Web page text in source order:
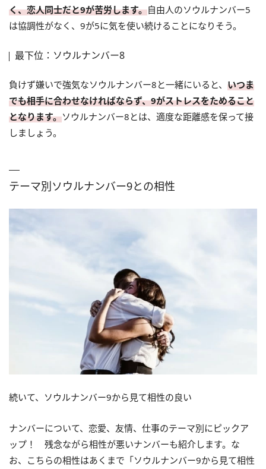
く、恋人同士だと9が苦労します。自由人のソウルナンバー5
は協調性がなく、9が5に気を使い続けることになりそう。
最下位：ソウルナンバー8
負けず嫌いで強気なソウルナンバー8と一緒にいると、 いつま
でも相手に合わせなければならず、9がストレスをためること
となります。ソウルナンバー8とは、適度な距離感を保って接
しましょう。
テーマ別ソウルナンバー9との相性
続いて、ソウルナンバー9から見て相性の良い
ナンバーについて、恋愛、友情、仕事のテーマ別にピックア
ップ！ 残念ながら相性が悪いナンバーも紹介します。な
お、こちらの相性はあくまで「ソウルナンバー9から見て相性